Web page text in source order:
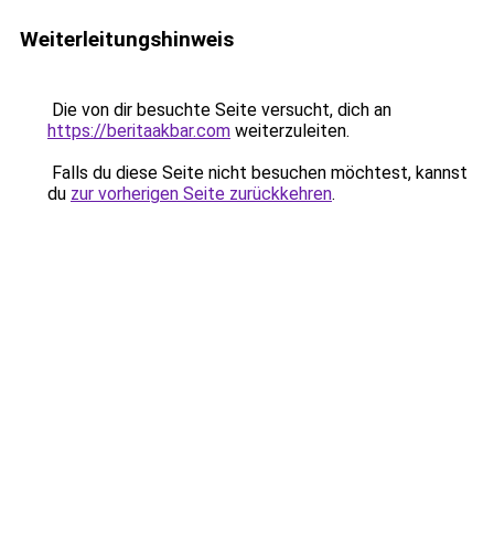
Weiterleitungshinweis
Die von dir besuchte Seite versucht, dich an
https://beritaakbar.com weiterzuleiten.
Falls du diese Seite nicht besuchen möchtest, kannst
du zur vorherigen Seite zurückkehren.